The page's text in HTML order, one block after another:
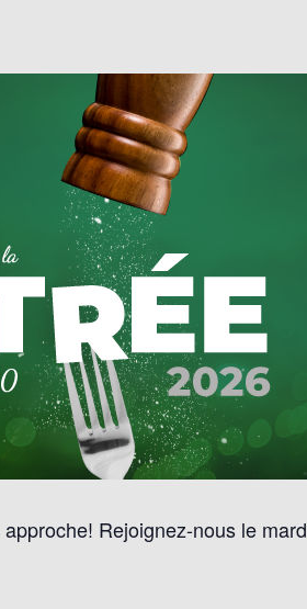
Rejoignez-nous le